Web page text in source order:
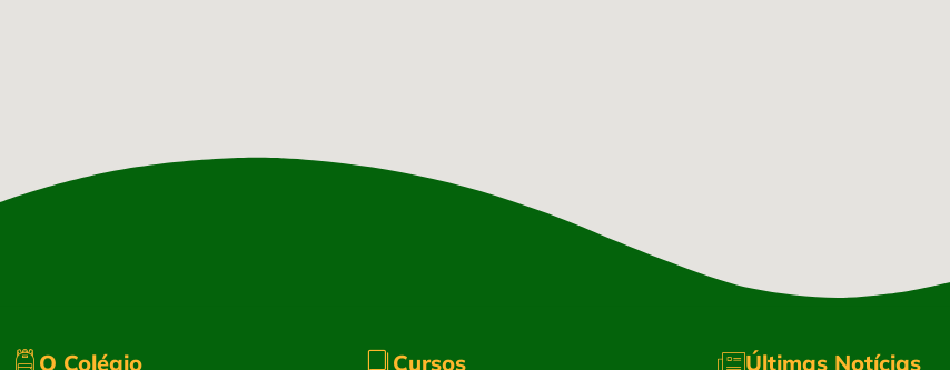
O Colégio Cursos Últimas Notícias